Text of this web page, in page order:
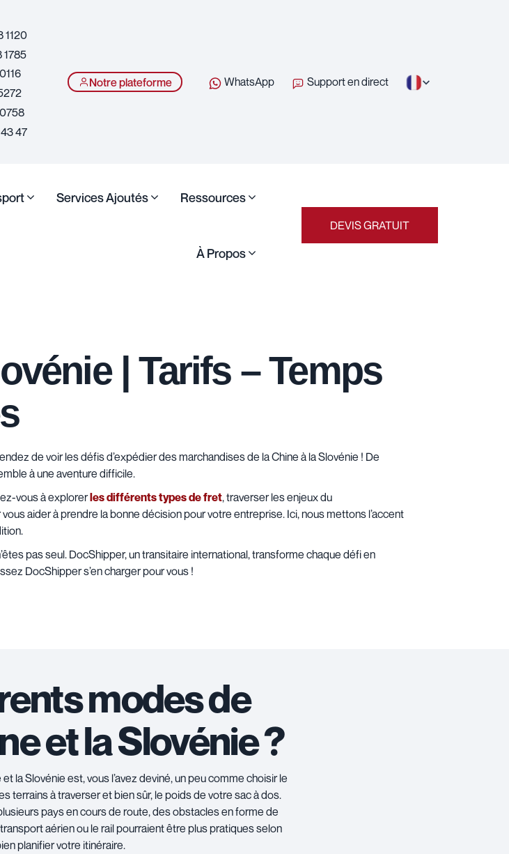
1120
1785
47
Notre plateforme WhatsApp Support en direct
Services Ajoutés Ressources
À Propos
DEVIS GRATUIT
| Tarifs – Temps
de voir les défis d’expédier des marchandises de la Chine à la Slovénie ! De
à une aventure difficile.
vous à explorerles différents types de fret, traverser les enjeux du
aider à prendre la bonne décision pour votre entreprise. Ici, nous mettons l’accent
pas seul. DocShipper, un transitaire international, transforme chaque défi en
DocShipper s’en charger pour vous !
modes de
et la Slovénie ?
la Slovénie est, vous l’avez deviné, un peu comme choisir le
terrains à traverser et bien sûr, le poids de votre sac à dos.
pays en cours de route, des obstacles en forme de
aérien ou le rail pourraient être plus pratiques selon
planifier votre itinéraire.